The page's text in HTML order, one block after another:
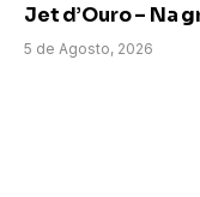
Jet d’Ouro – Na
5 de Agosto, 2026